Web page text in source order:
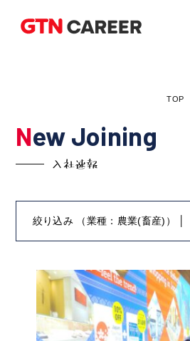
TOP
New Joining
入社速報
絞り込み （業種：農業(畜産)） │